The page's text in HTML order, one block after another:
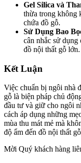
Gel Silica và
thừa trong không
chứa đồ gỗ.
Sử Dụng Bao
cân nhắc sử dụng
đồ nội thất gỗ lớn.
Kết Luận
Việc chuẩn bị ngôi nhà
gỗ là biện pháp chủ
đầu tư và giữ cho ngôi
cách áp dụng những
mùa thu mát mẻ mà
độ ẩm đến đồ nội thất
Mời Quý khách hàng